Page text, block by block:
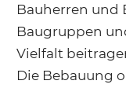
Bauherren und
Baugruppen
Vielfalt
Die Bebauung